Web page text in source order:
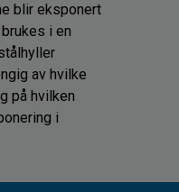
blir eksponert
i en
av hvilke
på hvilken
i
hjelp til å